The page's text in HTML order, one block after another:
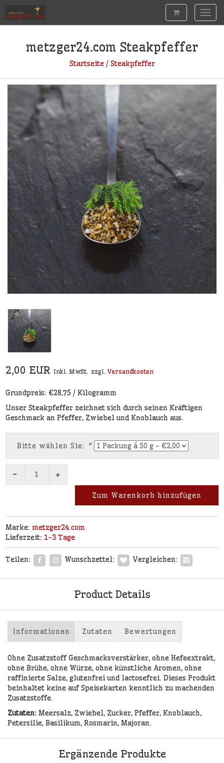
metzger24.com Steakpfeffer
Startseite/ Steakpfeffer
2,00 EUR Inkl. MwSt. zzgl. Versandkosten
Grundpreis: €28,75 / Kilogramm
Unser Steakpfeffer zeichnet sich durch seinen Kräftigen
Geschmack an Pfeffer, Zwiebel und Knoblauch aus.
Bitte wählen Sie: *
- +
Zum Warenkorb hinzufügen
Marke: metzger24.com
Lieferzeit: 1-3 Tage
Teilen: Wunschzettel: Vergleichen:
Product Details
Informationen Zutaten Bewertungen
Ohne Zusatzstoff Geschmacksverstärker, ohne Hefeextrakt,
ohne Brühe, ohne Würze, ohne künstliche Aromen, ohne
raffinierte Salze, glutenfrei und lactosefrei. Dieses Produkt
beinhaltet keine auf Speisekarten kenntlich zu machenden
Zusatzstoffe.
Zutaten: Meersalz, Zwiebel, Zucker, Pfeffer, Knoblauch,
Petersilie, Basilikum, Rosmarin, Majoran.
Ergänzende Produkte